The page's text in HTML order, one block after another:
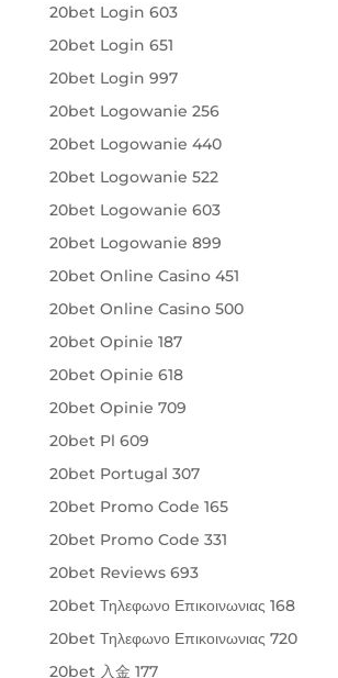
20bet Login 603
20bet Login 651
20bet Login 997
20bet Logowanie 256
20bet Logowanie 440
20bet Logowanie 522
20bet Logowanie 603
20bet Logowanie 899
20bet Online Casino 451
20bet Online Casino 500
20bet Opinie 187
20bet Opinie 618
20bet Opinie 709
20bet Pl 609
20bet Portugal 307
20bet Promo Code 165
20bet Promo Code 331
20bet Reviews 693
20bet Τηλεφωνο Επικοινωνιας 168
20bet Τηλεφωνο Επικοινωνιας 720
20bet 入金 177